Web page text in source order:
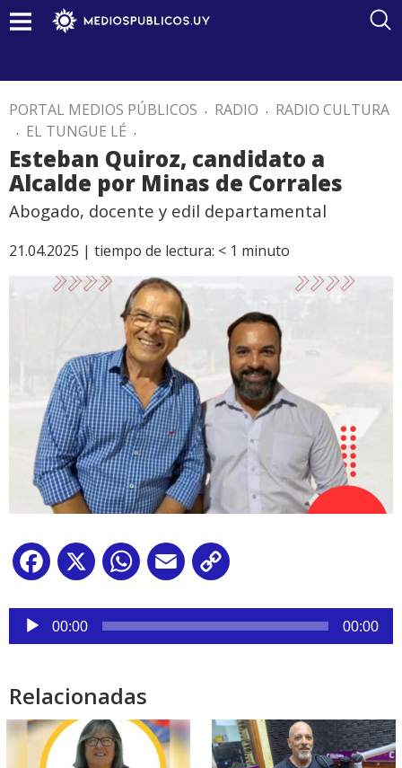
PORTAL MEDIOS PÚBLICOS . RADIO . RADIO CULTURA
. EL TUNGUE LÉ .
Esteban Quiroz, candidato a
Alcalde por Minas de Corrales
Abogado, docente y edil departamental
21.04.2025 | tiempo de lectura: < 1 minuto
Facebook
X WhatsApp
Email
Reproductor
audio
00:00 00:00
Relacionadas